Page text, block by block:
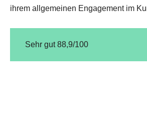
ihrem allgemeinen Engagement im
Sehr gut 88,9/100